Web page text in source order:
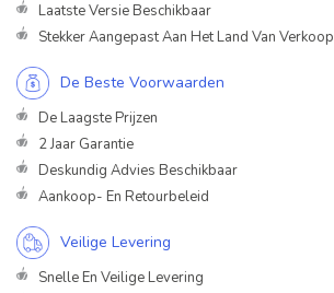
Laatste Versie Beschikbaar
Stekker Aangepast Aan Het Land Van Verkoop
De Beste Voorwaarden
De Laagste Prijzen
2 Jaar Garantie
Deskundig Advies Beschikbaar
Aankoop- En Retourbeleid
Veilige Levering
Snelle En Veilige Levering